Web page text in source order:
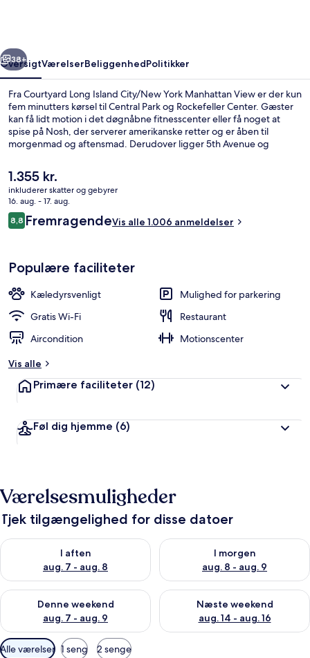
View
Næste
38+
OversigtVærelserBeliggenhedPolitikker
Fra Courtyard Long Island City/New York Manhattan View er der kun
fem minutters kørsel til Central Park og Rockefeller Center. Gæster
kan få lidt motion i det døgnåbne fitnesscenter eller få noget at
spise på Nosh, der serverer amerikanske retter og er åben til
morgenmad og aftensmad. Derudover ligger 5th Avenue og
væk. Rejsende er glade for den korte gåtur til offentlig transport:
Queens Plaza Station ligger 2 minutter derfra og Queensboro Plaza
Station 3 minutter væk.
Den
nuværende
pris
er
1.355 kr.
1.355 kr.
inkluderer skatter og gebyrer
16. aug. - 17. aug.
Anmeldelser
8,88,8 ud af 10.
FremragendeVis alle 1.006 anmeldelser
Populære faciliteter
Kæledyrsvenligt
Mulighed for parkering
Gratis Wi-Fi
Restaurant
Aircondition
Motionscenter
Vis alle
Primære faciliteter (12)
Føl dig hjemme (6)
Værelsesmuligheder
Tjek tilgængelighed for disse datoer
I aften
aug. 7 - aug. 8
Tjek tilgængelighed for i aften aug. 7 - aug. 8
I morgen
aug. 8 - aug. 9
Tjek tilgængelighed for i
Denne weekend
aug. 7 - aug. 9
Tjek tilgængelighed for denne weekend aug. 7 - aug. 9
Næste weekend
aug. 14 - aug. 16
Tjek tilgængelighed for næste
Tilgængelige
Alle værelser 1 seng 2 senge